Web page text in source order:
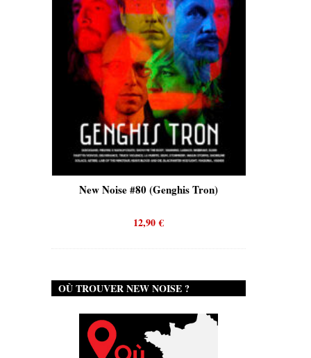
New Noise #80 (Genghis Tron)
12,90€
OÙ TROUVER NEW NOISE ?